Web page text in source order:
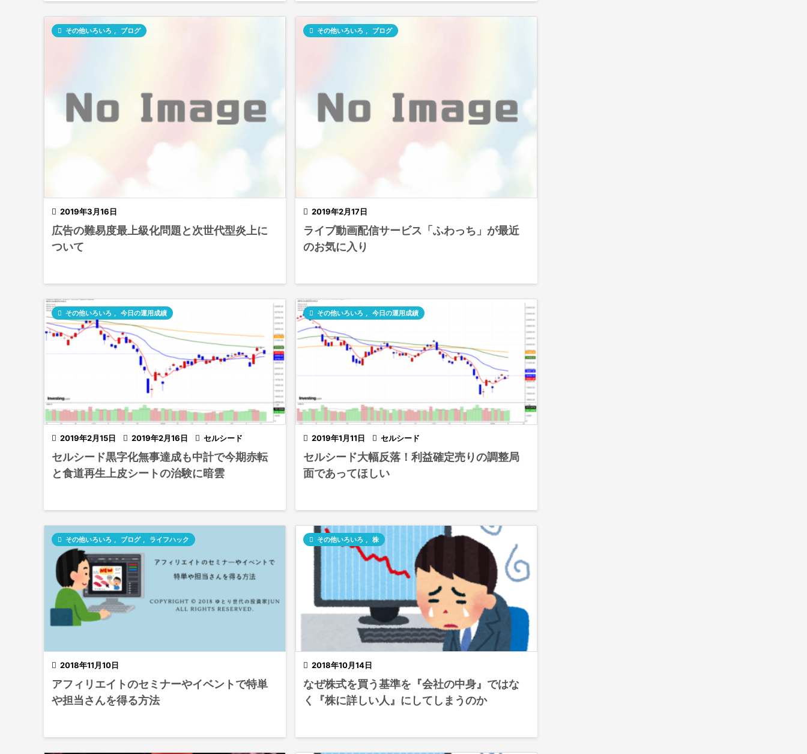
 2019年3月16日
 その他いろいろ , ブログ
広告の難易度最上級化問題と次世代型炎上に
ついて
 2019年2月17日
 その他いろいろ , ブログ
ライブ動画配信サービス「ふわっち」が最近
のお気に入り
 2019年2月15日  2019年2月16日
 その他いろいろ 今日の運用成績
 セルシード
セルシード黒字化無事達成も中計で今期赤転
と食道再生上皮シートの治験に暗雲
 2019年1月11日
 その他いろいろ 今日の運用成績
 セルシード
セルシード大幅反落！利益確定売りの調整局
面であってほしい
 2018年11月10日
 その他いろいろ , ブログ , ライフハック
アフィリエイトのセミナーやイベントで特単
や担当さんを得る方法
 2018年10月14日
 その他いろいろ , 株
なぜ株式を買う基準を『会社の中身』ではな
く『株に詳しい人』にしてしまうのか